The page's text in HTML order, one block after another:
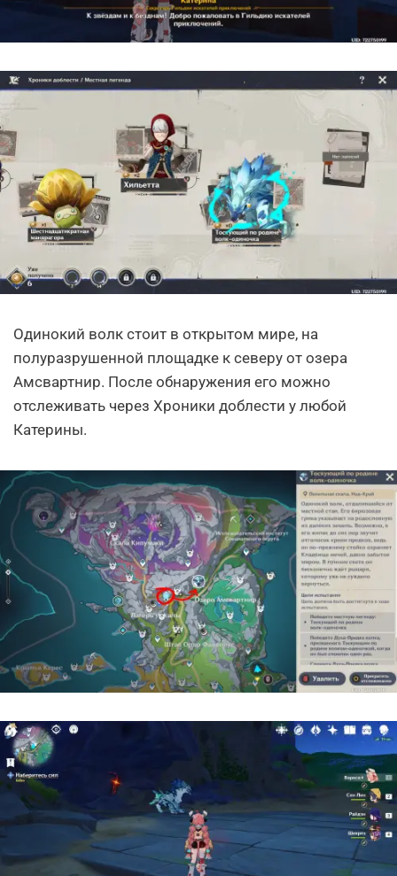
Одинокий волк стоит в открытом мире, на
полуразрушенной площадке к северу от озера
Амсвартнир. После обнаружения его можно
отслеживать через Хроники доблести у любой
Катерины.